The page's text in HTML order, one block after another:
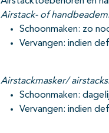
Airstack- of
Schoonmaken: zo
Vervangen: indien
Airstackmasker/
Schoonmaken:
Vervangen: indien